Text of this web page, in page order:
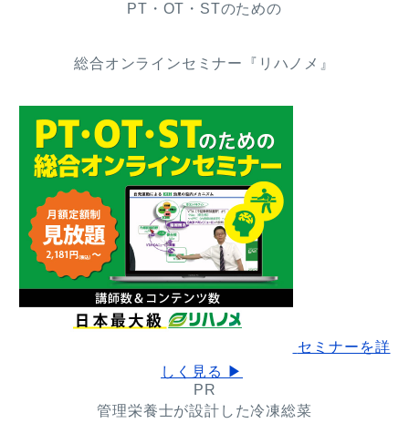
PT・OT・STのための
総合オンラインセミナー『リハノメ』
セミナーを詳
しく見る ▶
PR
管理栄養士が設計した冷凍総菜